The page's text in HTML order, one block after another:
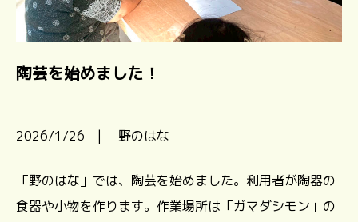
陶芸を始めました！
2026/1/26 | 野のはな
「野のはな」では、陶芸を始めました。利用者が陶器の
食器や小物を作ります。作業場所は「ガマダシモン」の